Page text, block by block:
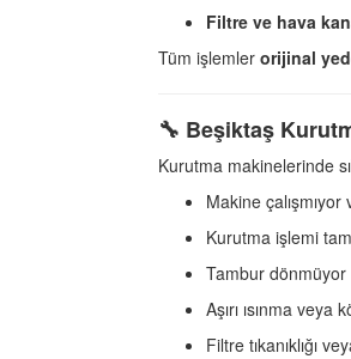
Filtre ve hava
Tüm işlemler orijinal
🔧 Beşiktaş
Kurutma makinelerinde
Makine
Kurutma işlemi
Tambur dönmüyor
Aşırı ısınma veya
Filtre tıkanıklığı